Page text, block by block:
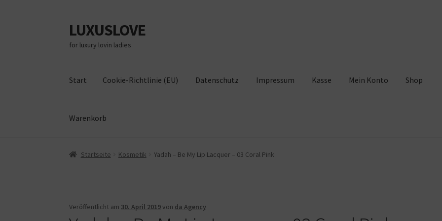
Zur
Navigation
springen
Zum
Inhalt
springen
LUXUSLOVE
for luxury lovin ladies
Start Cookie-Richtlinie (EU) Datenschutz Impressum Kasse Mein Konto Shop
Warenkorb
Start Cookie-Richtlinie (EU) Datenschutz Impressum Kasse Mein Konto
Startseite Kosmetik Yadah – Be My Lip Lacquer – 03 Coral Pink
Veröffentlicht am 30. April 2019von da Agency